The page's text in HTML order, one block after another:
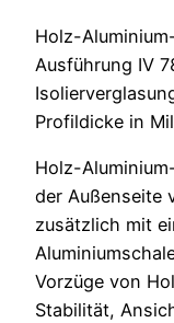
Holz-
Ausführung IV
Profildicke in
Holz-
der Außenseite
zusätzlich mit
Vorzüge von
Stabilität,